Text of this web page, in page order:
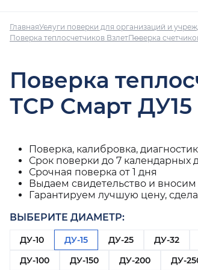
ГлавнаяУслуги поверки для организаций и
Поверка теплосчетчиков ВзлетПоверка
Поверка
ТСР Смарт
Поверка, калибровка,
Срок поверки до 7 календарных
Срочная поверка от 1 дня
Выдаем свидетельство и
Гарантируем лучшую цену,
ВЫБЕРИТЕ ДИАМЕТР:
ДУ-10 ДУ-15 ДУ-25 ДУ-32
ДУ-100
ДУ-150 ДУ-200 ДУ-